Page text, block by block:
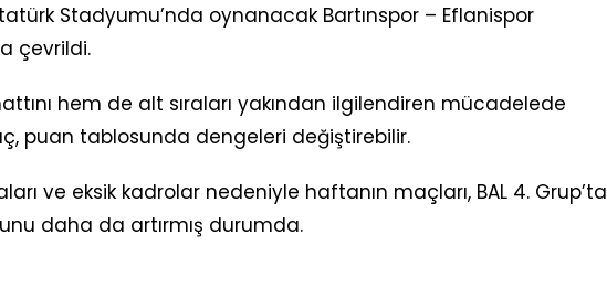
Stadyumu’nda oynanacak Bartınspor – Eflanispor
çevrildi.
hem de alt sıraları yakından ilgilendiren mücadelede
puan tablosunda dengeleri değiştirebilir.
ve eksik kadrolar nedeniyle haftanın maçları, BAL 4. Grup’ta
daha da artırmış durumda.